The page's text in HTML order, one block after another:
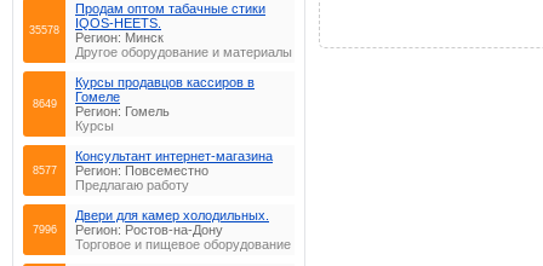
35578
Продам оптом табачные стики
IQOS-HEETS.
Регион: Минск
Другое оборудование и материалы
8649
Курсы продавцов кассиров в
Гомеле
Регион: Гомель
Курсы
8577
Консультaнт интeрнeт-мaгaзинa
Регион: Повсеместно
Предлагаю работу
7996
Двери для камер холодильных.
Регион: Ростов-на-Дону
Торговое и пищевое оборудование